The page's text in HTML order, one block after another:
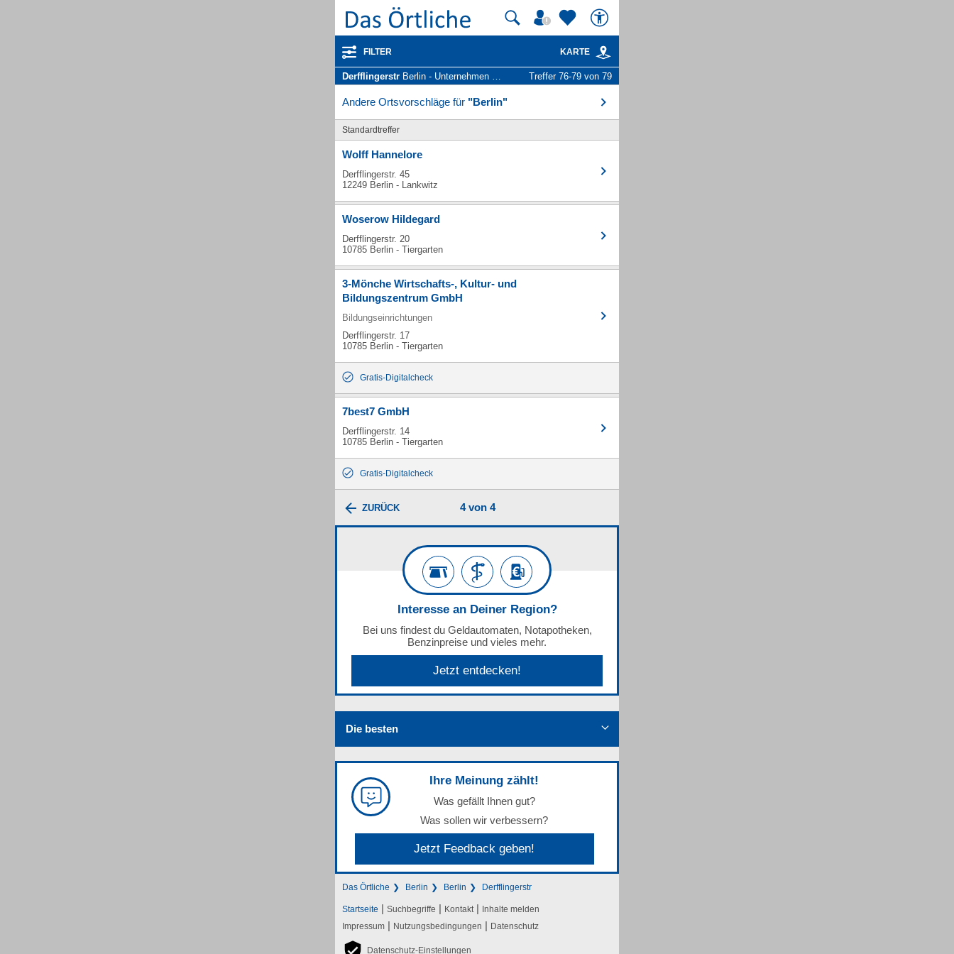
FILTER KARTE
Derfflingerstr Berlin - Unternehmen und Personen Treffer 76-79 von 79
Andere Ortsvorschläge für "Berlin"
Standardtreffer
Wolff Hannelore
Derfflingerstr. 45
12249 Berlin - Lankwitz
Woserow Hildegard
Derfflingerstr. 20
10785 Berlin - Tiergarten
3-Mönche Wirtschafts-, Kultur- und
Bildungszentrum GmbH
Bildungseinrichtungen
Derfflingerstr. 17
10785 Berlin - Tiergarten
Gratis-Digitalcheck
7best7 GmbH
Derfflingerstr. 14
10785 Berlin - Tiergarten
Gratis-Digitalcheck
ZURÜCK 4 von 4
Interesse an Deiner Region?
Bei uns findest du Geldautomaten, Notapotheken,
Benzinpreise und vieles mehr.
Jetzt entdecken!
Die besten
Ihre Meinung zählt!
Was gefällt Ihnen gut?
Was sollen wir verbessern?
Jetzt Feedback geben!
Das Örtliche Berlin Berlin Derfflingerstr
Startseite | Suchbegriffe | Kontakt | Inhalte melden
Impressum | Nutzungsbedingungen | Datenschutz
Datenschutz-Einstellungen